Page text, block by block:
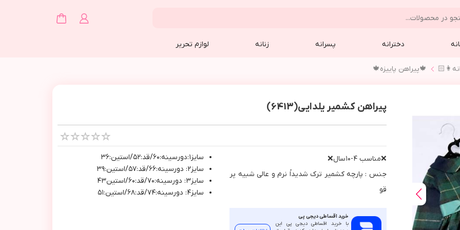
دخترانه پسرانه زنانه لوازم تحریر
🍁پيراهن پاييزه🍁
پیراهن کشمیر یلدایی(6413)
❌مناسب ٤-١٠سال❌
جنس : پارچه كشمير ترك شديداً نرم و عالي شبيه پر
قو
خرید اقساطی دیجی پی
با خرید اقساطی دیجی پی این
سايز١:دورسينه:٦٠/قد:٥٢/استين:٣٦
سايز٢: دورسينه:٦٦/قد:٥٧/استين:٣٩
سايز٣: دورسينه:٧٠/قد:٦٠/استين٤٣
سايز٤: دورسينه:٧٤/قد:٦٨/استين:٥١